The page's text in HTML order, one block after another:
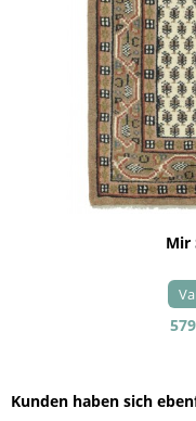
Mir
Kunden haben sich